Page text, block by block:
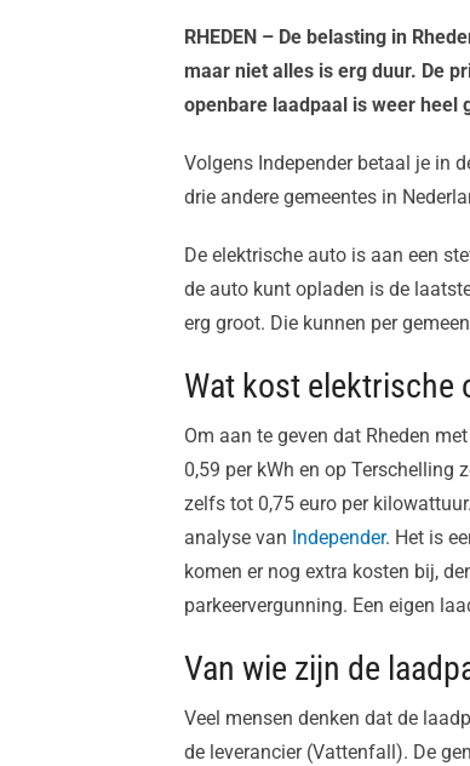
RHEDEN – De belasting in
maar niet alles is erg duur. De
openbare laadpaal is weer heel
Volgens Independer betaal je in
drie andere gemeentes in
De elektrische auto is aan een
de auto kunt opladen is de
erg groot. Die kunnen per
Wat kost elektrische
Om aan te geven dat Rheden
0,59 per kWh en op Terschelling
zelfs tot 0,75 euro per
analyse van Independer. Het is
komen er nog extra kosten bij,
parkeervergunning. Een eigen
Van wie zijn de
Veel mensen denken dat de
de leverancier (Vattenfall). De